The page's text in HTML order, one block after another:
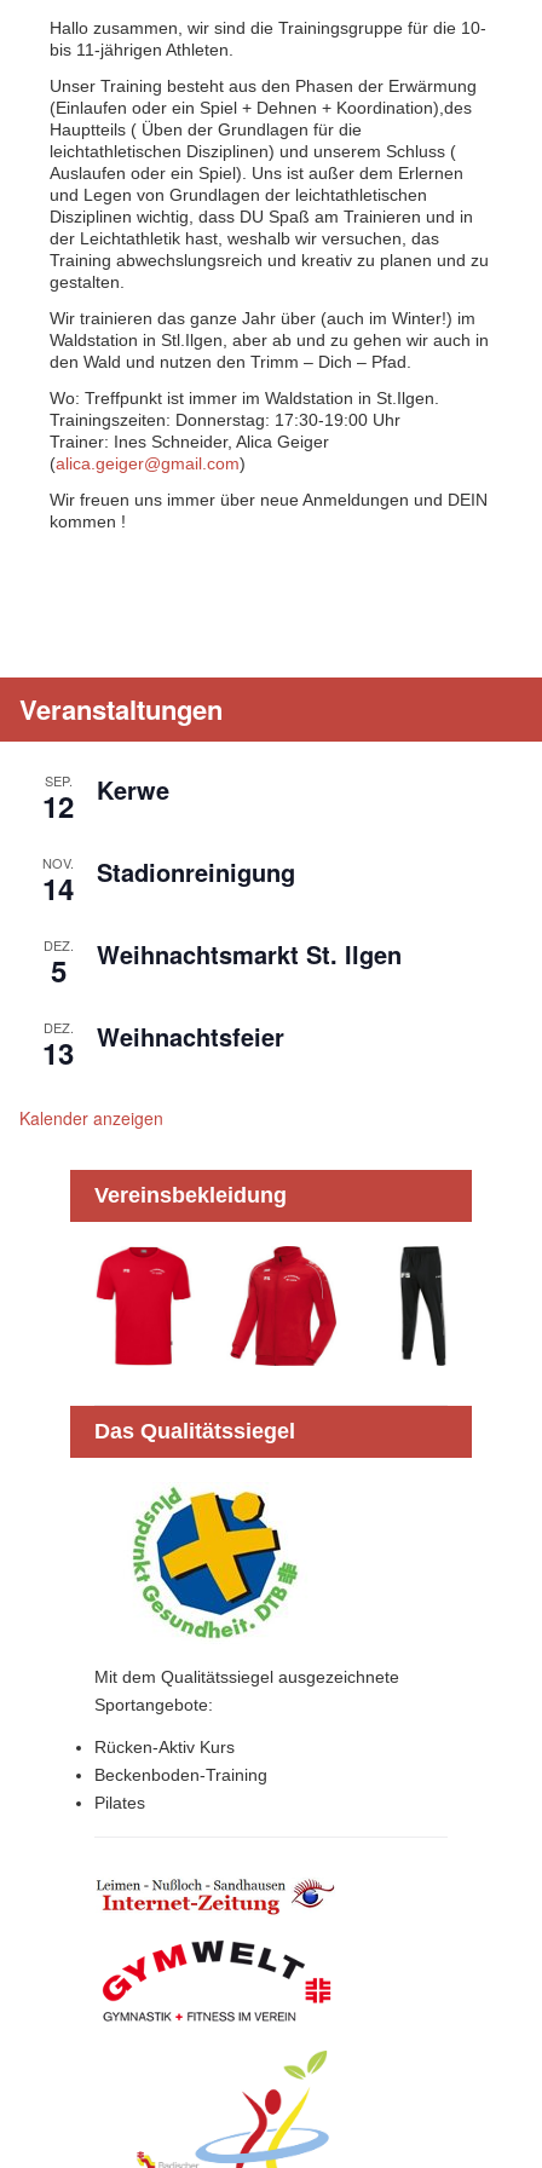
Hallo zusammen, wir sind die Trainingsgruppe für die 10-
bis 11-jährigen Athleten.
Unser Training besteht aus den Phasen der Erwärmung
(Einlaufen oder ein Spiel + Dehnen + Koordination),des
Hauptteils ( Üben der Grundlagen für die
leichtathletischen Disziplinen) und unserem Schluss (
Auslaufen oder ein Spiel). Uns ist außer dem Erlernen
und Legen von Grundlagen der leichtathletischen
Disziplinen wichtig, dass DU Spaß am Trainieren und in
der Leichtathletik hast, weshalb wir versuchen, das
Training abwechslungsreich und kreativ zu planen und zu
gestalten.
Wir trainieren das ganze Jahr über (auch im Winter!) im
Waldstation in Stl.Ilgen, aber ab und zu gehen wir auch in
den Wald und nutzen den Trimm – Dich – Pfad.
Wo: Treffpunkt ist immer im Waldstation in St.Ilgen.
Trainingszeiten: Donnerstag: 17:30-19:00 Uhr
Trainer: Ines Schneider, Alica Geiger
(alica.geiger@gmail.com)
Wir freuen uns immer über neue Anmeldungen und DEIN
kommen !
Veranstaltungen
SEP.
12 Kerwe
NOV.
14 Stadionreinigung
DEZ.
5 Weihnachtsmarkt St. Ilgen
DEZ.
13 Weihnachtsfeier
Kalender anzeigen
Vereinsbekleidung
Das Qualitätssiegel
Mit dem Qualitätssiegel ausgezeichnete
Sportangebote:
Rücken-Aktiv Kurs
Beckenboden-Training
Pilates